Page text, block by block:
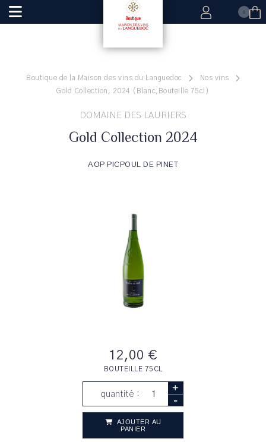
0
Boutique de la Maison des vins du Languedoc
Nos vins
Gold Collection, 2024 (Blanc,Bouteille 75cl)
DOMAINE DES LAURIERS
Gold Collection 2024
AOP PICPOUL DE PINET
12,00 €
BOUTEILLE 75CL
quantité : +
-
AJOUTER AU
PANIER